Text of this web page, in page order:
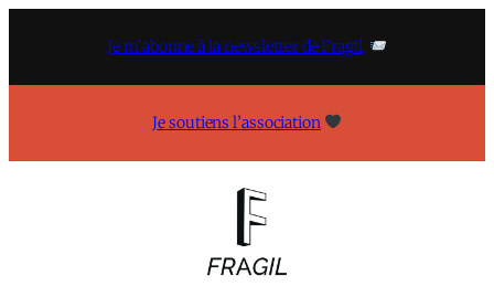
Je m’abonne à la newsletter de Fragil
Je soutiens l’association